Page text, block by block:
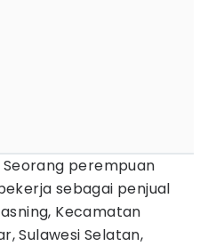
Seorang perempuan
sebagai penjual
Kecamatan
Sulawesi Selatan,